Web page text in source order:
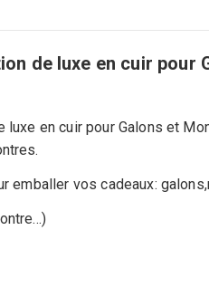
de luxe en cuir pour
luxe en cuir pour Galons et
emballer vos cadeaux: